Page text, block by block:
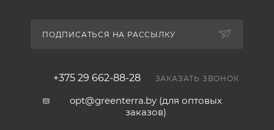
ПОДПИСАТЬСЯ НА РАССЫЛКУ
+375 29 662-88-28 ЗАКАЗАТЬ ЗВОНОК
opt@greenterra.by (для оптовых
заказов)